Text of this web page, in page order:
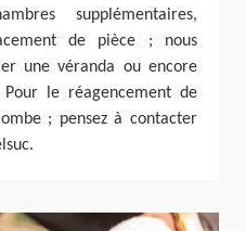
supplémentaires,
de pièce ; nous
une véranda ou encore
le réagencement de
; pensez à contacter